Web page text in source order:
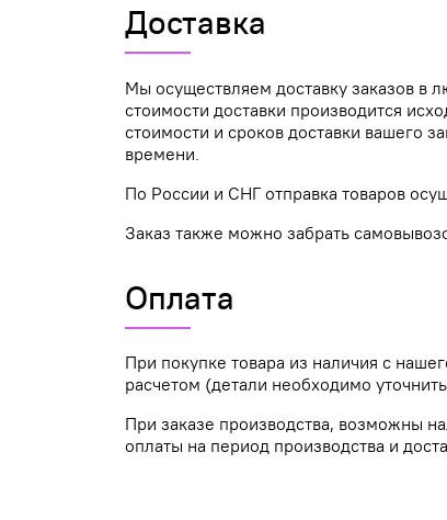
Доставка
Мы осуществляем доставку заказов в
стоимости доставки производится
стоимости и сроков доставки вашего
времени.
По России и СНГ отправка товаров
Заказ также можно забрать
Оплата
При покупке товара из наличия с
расчетом (детали необходимо
При заказе производства, возможны
оплаты на период производства и